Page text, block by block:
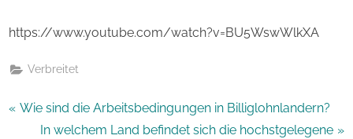
https://www.youtube.com/watch?v=BU5WswWlkXA
Verbreitet
Beitragsnavigation
P
Wie sind die Arbeitsbedingungen in Billiglohnlandern?
NIn welchem Land befindet sich die hochstgelegene